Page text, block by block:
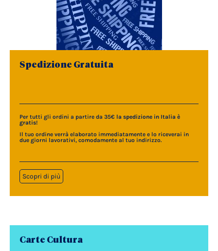
Spedizione Gratuita
Per tutti gli ordini a partire da 35€ la spedizione in Italia è
gratis!
Il tuo ordine verrà elaborato immediatamente e lo riceverai in
due giorni lavorativi, comodamente al tuo indirizzo.
Scopri di più
Carte Cultura